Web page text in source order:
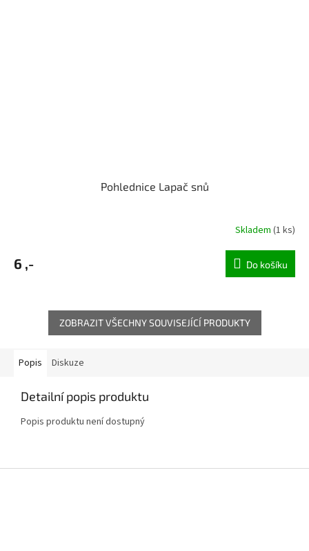
Pohlednice Lapač snů
Skladem (1 ks)
6 ,- Do košíku
ZOBRAZIT VŠECHNY SOUVISEJÍCÍ PRODUKTY
Popis Diskuze
Detailní popis produktu
Popis produktu není dostupný